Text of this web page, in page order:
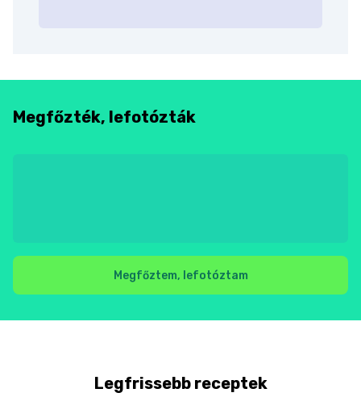
Megfőzték, lefotózták
Megfőztem, lefotóztam
Legfrissebb receptek